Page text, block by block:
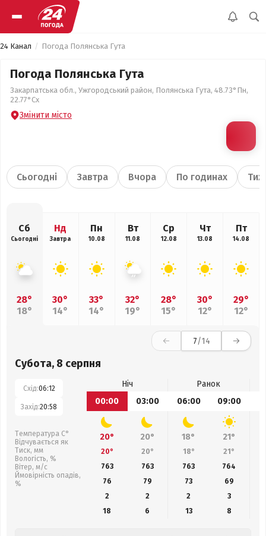
24 Канал Погода Полянська Гута
Погода Полянська Гута
Закарпатська обл., Ужгородський район, Полянська Гута, 48.73°Пн,
22.77°Сх
Змінити місто
Сьогодні Завтра Вчора По годинах
Сб
Сьогодні
28°
18°
Нд
Завтра
30°
14°
Пн
10.08
33°
14°
Вт
11.08
32°
19°
Ср
12.08
28°
15°
Чт
13.08
30°
12°
Пт
14.08
29°
12°
7/14
Субота, 8 серпня
Схід:06:12
Захід:20:58
Температура С°
Відчувається як
Тиск, мм
Вологість, %
Вітер, м/с
Ймовірність опадів,
%
Ніч
Ранок
00:00
03:00 06:00 09:00
20° 20° 18° 21°
20° 20° 18° 21°
763
763 763 764
76
79 73 69
2
2 2
3
18
6 13 8